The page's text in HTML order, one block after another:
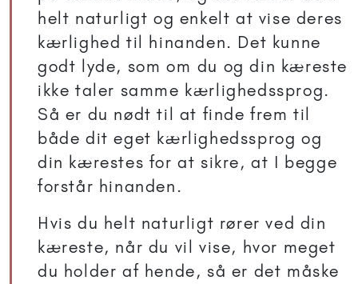
helt naturligt og enkelt at vise deres
kærlighed til hinanden. Det kunne
godt lyde, som om du og din kæreste
ikke taler samme kærlighedssprog.
Så er du nødt til at finde frem til
både dit eget kærlighedssprog og
din kærestes for at sikre, at I begge
forstår hinanden.
Hvis du helt naturligt rører ved din
kæreste, når du vil vise, hvor meget
du holder af hende, så er det måske